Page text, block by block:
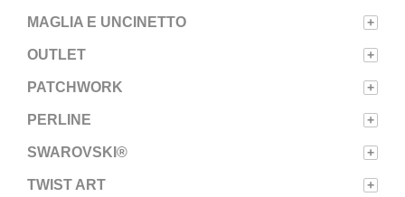
MAGLIA E UNCINETTO +
OUTLET +
PATCHWORK +
PERLINE +
SWAROVSKI® +
TWIST ART +